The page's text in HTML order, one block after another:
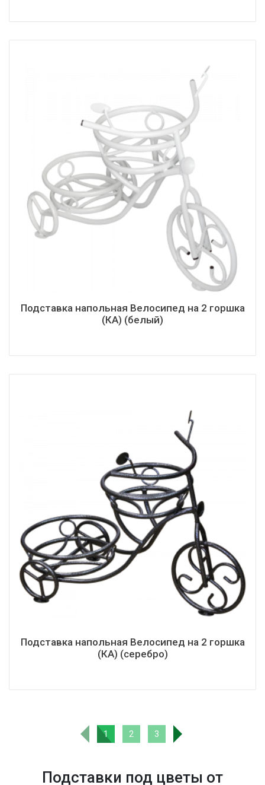
Подставка напольная Велосипед на 2 горшка
(КА) (белый)
Подставка напольная Велосипед на 2 горшка
(КА) (серебро)
1 2 3
Подставки под цветы от